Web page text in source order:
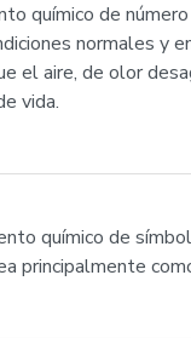
químico de
normales y
el aire, de olor
vida.
químico de
principalmente